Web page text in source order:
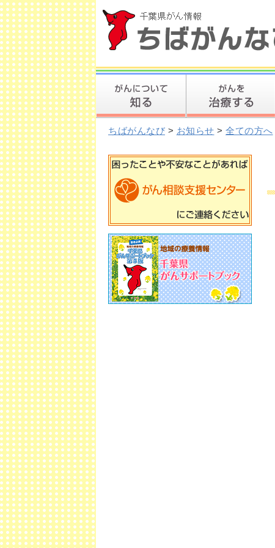
ちばがんなび > お知らせ > 全ての方へ